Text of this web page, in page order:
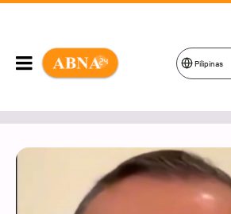
Pilipinas